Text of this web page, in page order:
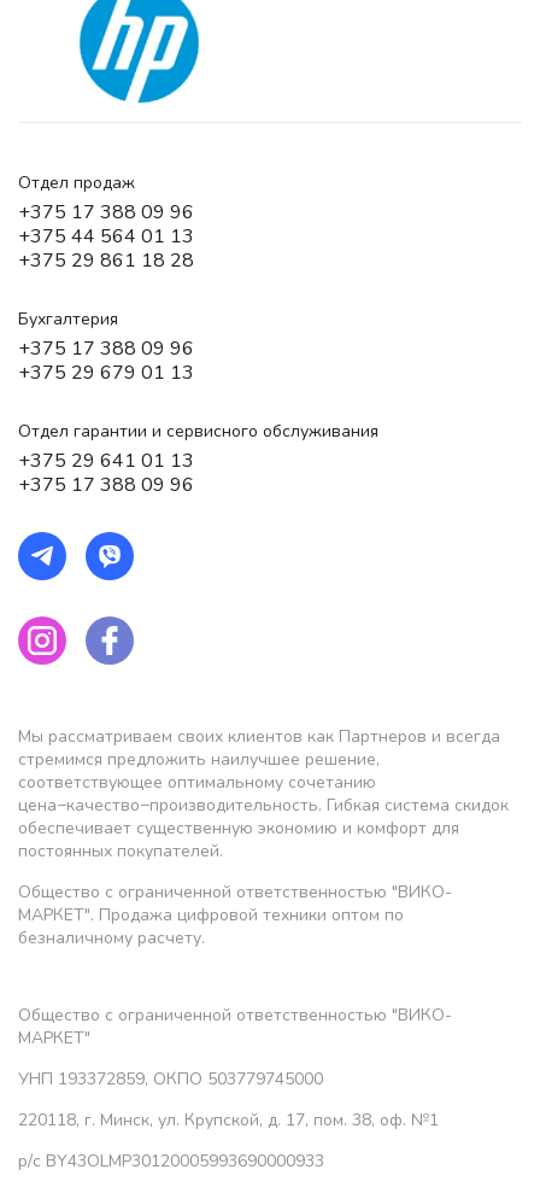
Отдел продаж
+375 17 388 09 96
+375 44 564 01 13
+375 29 861 18 28
Бухгалтерия
+375 17 388 09 96
+375 29 679 01 13
Отдел гарантии и сервисного обслуживания
+375 29 641 01 13
+375 17 388 09 96
Мы рассматриваем своих клиентов как Партнеров и всегда
стремимся предложить наилучшее решение,
соответствующее оптимальному сочетанию
цена−качество−производительность. Гибкая система скидок
обеспечивает существенную экономию и комфорт для
постоянных покупателей.
Общество с ограниченной ответственностью "ВИКО-
МАРКЕТ". Продажа цифровой техники оптом по
безналичному расчету.
Общество с ограниченной ответственностью "ВИКО-
МАРКЕТ"
УНП 193372859, ОКПО 503779745000
220118, г. Минск, ул. Крупской, д. 17, пом. 38, оф. №1
р/с BY43OLMP30120005993690000933